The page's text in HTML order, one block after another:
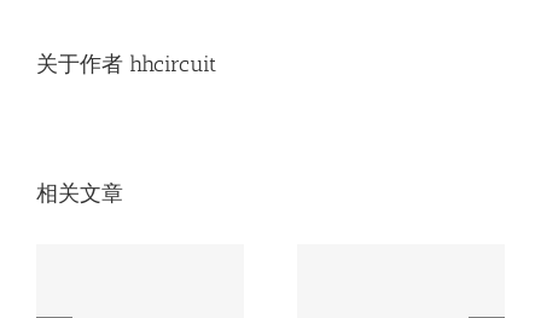
关于作者 hhcircuit
相关文章